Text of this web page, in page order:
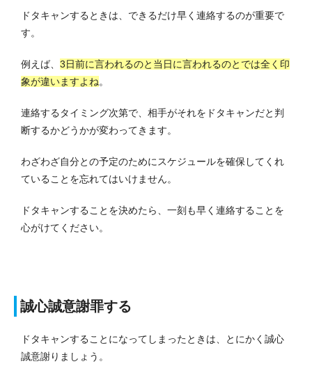
ドタキャンするときは、できるだけ早く連絡するのが重要で
す。
例えば、 3日前に言われるのと当日に言われるのとでは全く印
象が違いますよね。
連絡するタイミング次第で、相手がそれをドタキャンだと判
断するかどうかが変わってきます。
わざわざ自分との予定のためにスケジュールを確保してくれ
ていることを忘れてはいけません。
ドタキャンすることを決めたら、一刻も早く連絡することを
心がけてください。
誠心誠意謝罪する
ドタキャンすることになってしまったときは、とにかく誠心
誠意謝りましょう。